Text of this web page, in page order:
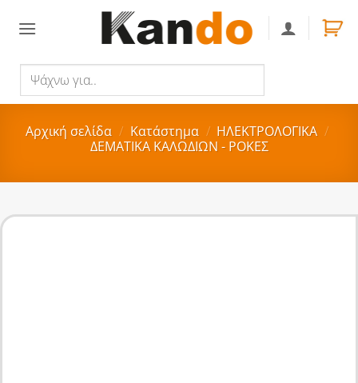
για..
Αρχική σελίδα / Κατάστημα / ΗΛΕΚΤΡΟΛΟΓΙΚΑ /
ΔΕΜΑΤΙΚΑ ΚΑΛΩΔΙΩΝ - ΡΟΚΕΣ